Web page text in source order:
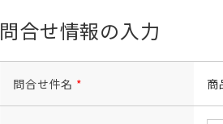
問合せ情報の入力
問合せ件名 * 商